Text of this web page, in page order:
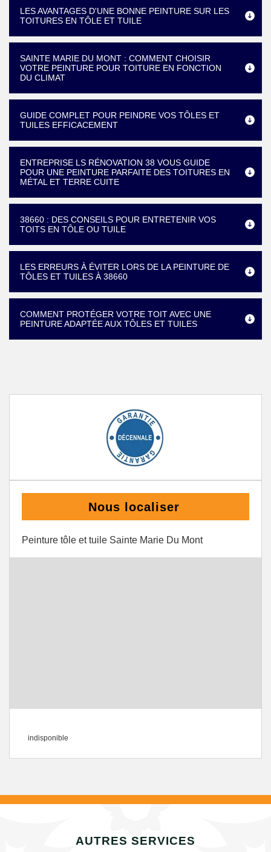
LES AVANTAGES D'UNE BONNE PEINTURE SUR LES
TOITURES EN TÔLE ET TUILE
SAINTE MARIE DU MONT : COMMENT CHOISIR
VOTRE PEINTURE POUR TOITURE EN FONCTION
DU CLIMAT
GUIDE COMPLET POUR PEINDRE VOS TÔLES ET
TUILES EFFICACEMENT
ENTREPRISE LS RÉNOVATION 38 VOUS GUIDE
POUR UNE PEINTURE PARFAITE DES TOITURES EN
MÉTAL ET TERRE CUITE
38660 : DES CONSEILS POUR ENTRETENIR VOS
TOITS EN TÔLE OU TUILE
LES ERREURS À ÉVITER LORS DE LA PEINTURE DE
TÔLES ET TUILES À 38660
COMMENT PROTÉGER VOTRE TOIT AVEC UNE
PEINTURE ADAPTÉE AUX TÔLES ET TUILES
Nous localiser
Peinture tôle et tuile Sainte Marie Du Mont
indisponible
AUTRES SERVICES